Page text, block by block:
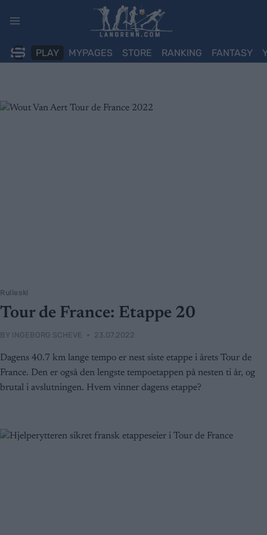
PLAY MYPAGES STORE RANKING FANTASY
Rulleski
Tour de France: Etappe 20
BY INGEBORG SCHEVE 23.07.2022
Dagens 40.7 km lange tempo er nest siste etappe i årets Tour de
France. Den er også den lengste tempoetappen på nesten ti år, og
brutal i avslutningen. Hvem vinner dagens etappe?